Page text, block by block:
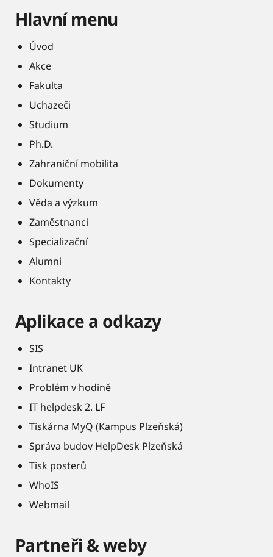
Hlavní menu
Úvod
Akce
Fakulta
Uchazeči
Studium
Ph.D.
Zahraniční mobilita
Dokumenty
Věda a výzkum
Zaměstnanci
Specializační
Alumni
Kontakty
Aplikace a odkazy
SIS
Intranet UK
Problém v hodině
IT helpdesk 2. LF
Tiskárna MyQ (Kampus Plzeňská)
Správa budov HelpDesk Plzeňská
Tisk posterů
WhoIS
Webmail
Partneři & weby